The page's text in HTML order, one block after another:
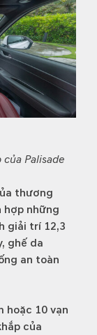
Palisade
thương
hợp những
giải trí 12,3
ghế da
an toàn
hoặc 10 vạn
của